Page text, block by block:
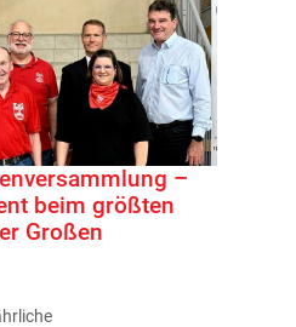
–
beim größten
Großen